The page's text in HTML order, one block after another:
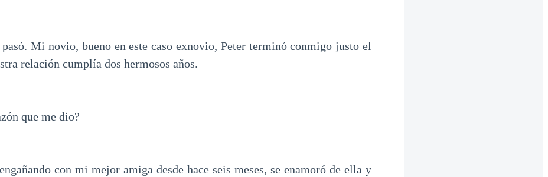
Mi novio, bueno en este caso exnovio, Peter terminó conmigo justo el
relación cumplía dos hermosos años.
que me dio?
con mi mejor amiga desde hace seis meses, se enamoró de ella y